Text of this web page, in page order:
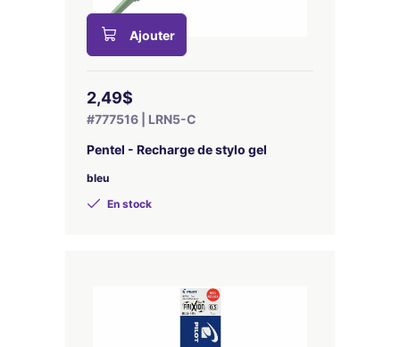
Ajouter
2,49$
#777516 | LRN5-C
Pentel - Recharge de stylo gel
bleu
En stock